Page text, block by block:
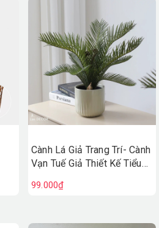
Cành Lá Giả Trang Trí- Cành
Vạn Tuế Giả Thiết Kế Tiểu
(35cm)- HC1441-1
99.000₫